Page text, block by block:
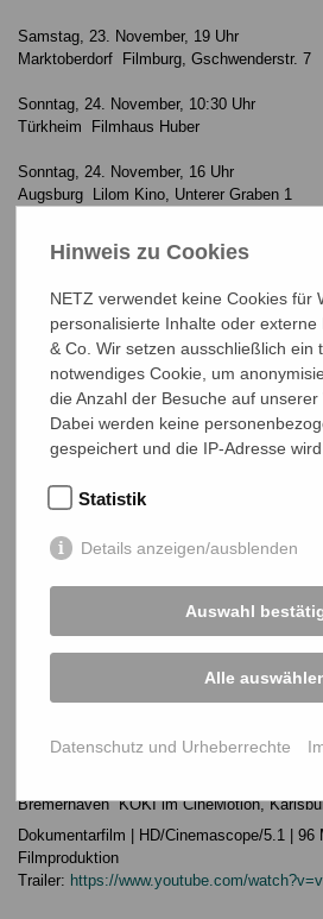
Samstag, 23. November, 19 Uhr
Marktoberdorf Filmburg, Gschwenderstr. 7
Sonntag, 24. November, 10:30 Uhr
Türkheim Filmhaus Huber
Sonntag, 24. November, 16 Uhr
Augsburg Lilom Kino, Unterer Graben 1
Montag, 25. November, 17:30 Uhr
München Isarvorstadt
Dienstag, 26. November, 18:30 Uhr
Landshut Kinoptikum, Nahensteig 189
Mittwoch, 27. November, 18:30 Uhr
Bamberg Lichtspiel-Kino, Untere Königstr.
Lich Traumstern, Gießener Str. 15
Peter Dietzel von NETZ ist anwesend.
Samstag, 30. November, 19 Uhr
Schauburg Lindenfelds, Karl-Heine-Str. 50
Hannover Lodderbast Kino, Berliner Allee 56
Bremen Cinema im Ostertor,
Bremerhaven KOKI im CineMotion,
Dokumentarfilm | HD/Cinemascope/5.1 | 96
Filmproduktion
Trailer: https://www.youtube.com/
Hinweis zu Cookies
NETZ verwendet keine Cookies für
personalisierte Inhalte oder externe
& Co. Wir setzen ausschließlich ein
notwendiges Cookie, um
die Anzahl der Besuche auf
Dabei werden keine
gespeichert und die IP-Adresse
Statistik
Details anzeigen/ausblenden
Auswahl
Alle
Datenschutz und Urheberrechte